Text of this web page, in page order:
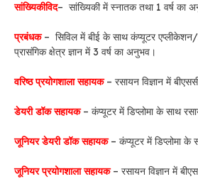
सांख्यिकीविद– सांख्यिकी में स्नातक तथा 1 वर्ष का
प्रबंधक– सिविल में बीई के साथ कंप्यूटर
प्रासंगिक क्षेत्र ज्ञान में 3 वर्ष का अनुभव।
वरिष्ठ प्रयोगशाला सहायक– रसायन विज्ञान में
डेयरी डॉक सहायक– कंप्यूटर में डिप्लोमा के साथ
जूनियर डेयरी डॉक सहायक– कंप्यूटर में डिप्लोमा के
जूनियर प्रयोगशाला सहायक– रसायन विज्ञान में